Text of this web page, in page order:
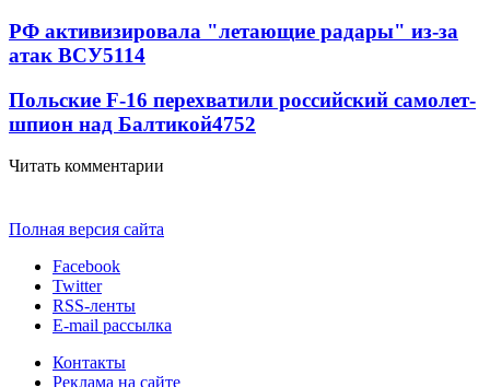
РФ активизировала "летающие радары" из-за
атак ВСУ5114
Польские F-16 перехватили российский самолет-
шпион над Балтикой4752
Читать комментарии
Полная версия сайта
Facebook
Twitter
RSS-ленты
E-mail рассылка
Контакты
Реклама на сайте